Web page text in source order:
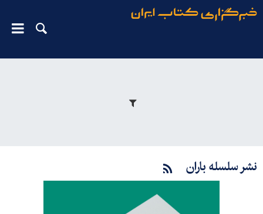
نشر سلسله باران